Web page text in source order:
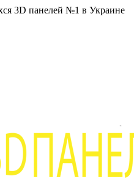
3D панелей №1 в Украине